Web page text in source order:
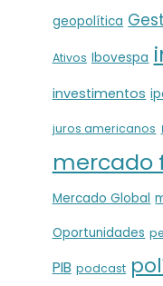
geopolítica
Ativos Ibovespa
investimentos
juros americanos
mercado
Mercado Global
Oportunidades
PIB podcast